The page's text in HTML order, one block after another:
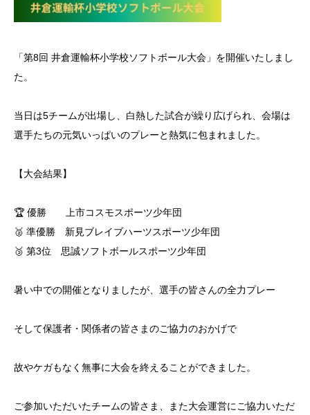
「第8回 井倉運輸杯小学校ソフトボール大会」を開催いたしまし
た。
当日は5チームが出場し、白熱した試合が繰り広げられ、会場は
選手たちの元気いっぱいのプレーと熱気に包まれました。
【大会結果】
🏆 優勝 上市コスモスポーツ少年団
🥈 準優勝 新見ブレイブハーツスポーツ少年団
🥉 第3位 思誠ソフトボールスポーツ少年団
暑い中での開催となりましたが、選手の皆さんの全力プレー
そして保護者・関係者の皆さまのご協力のおかげで
故やケガもなく無事に大会を終えることができました。
ご参加いただいたチームの皆さま、また大会運営にご協力いただ